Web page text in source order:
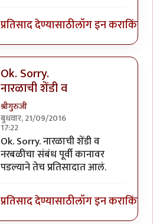
प्रतिसाद देण्यासाठीलॉग इन कराकिंवा
Ok. Sorry.
नारळाची शेंडी व
श्रीगुरुजी
बुधवार, 21/09/2016
17:22
In reply toघाटपांड्यांनी नारळ फोडणे
Ok. Sorry. नारळाची शेंडी व
नरबळीचा संबंध पूर्वी कानावर
पडल्याने तेच प्रतिसादात आलं.
प्रतिसाद देण्यासाठीलॉग इन कराकिंवा